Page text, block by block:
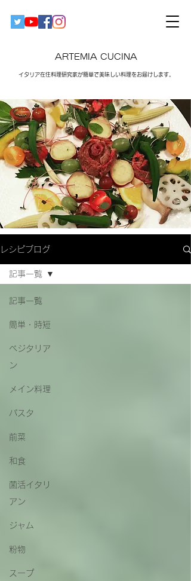
ARTEMIA CUCINA
イタリア在住料理研究家が簡単で美味しい料理をお届けします。​
レシピブログ
記事一覧
簡単・時短
ベジタリア
ン
メイン料理
パスタ
前菜
和食
菌活イタリ
アン
ジャム
粉物
スープ
記事一覧